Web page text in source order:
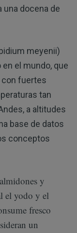
una docena de
meyenii)
el mundo, que
con fuertes
tan
a altitudes
base de datos
conceptos
y
el yodo y el
fresco
un